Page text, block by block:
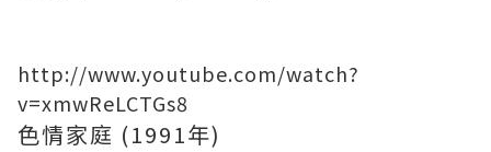
http://www.youtube.com/watch?
v=xmwReLCTGs8
色情家庭 (1991年)